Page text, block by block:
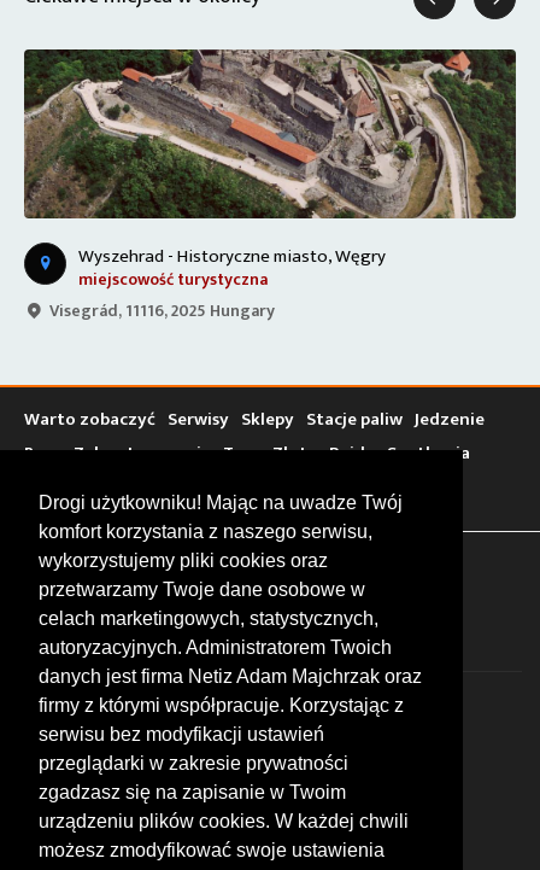
Drogi użytkowniku! Mając na uwadze Twój
komfort korzystania z naszego serwisu,
wykorzystujemy pliki cookies oraz
przetwarzamy Twoje dane osobowe w
celach marketingowych, statystycznych,
autoryzacyjnych. Administratorem Twoich
danych jest firma Netiz Adam Majchrzak oraz
firmy z którymi współpracuje. Korzystając z
serwisu bez modyfikacji ustawień
przeglądarki w zakresie prywatności
zgadzasz się na zapisanie w Twoim
urządzeniu plików cookies. W każdej chwili
możesz zmodyfikować swoje ustawienia
Wyszehrad - Historyczne miasto, Węgry
miejscowość turystyczna
Visegrád, 11116, 2025 Hungary
Warto zobaczyć Serwisy Sklepy Stacje paliw Jedzenie
Bary Zakwaterowanie Tory Zloty Rajdy Spotkania
Targi
Giełdy Szkolenia
FOLLOW US
© 2026 by MotoWhizzer.com
All rights reserved.